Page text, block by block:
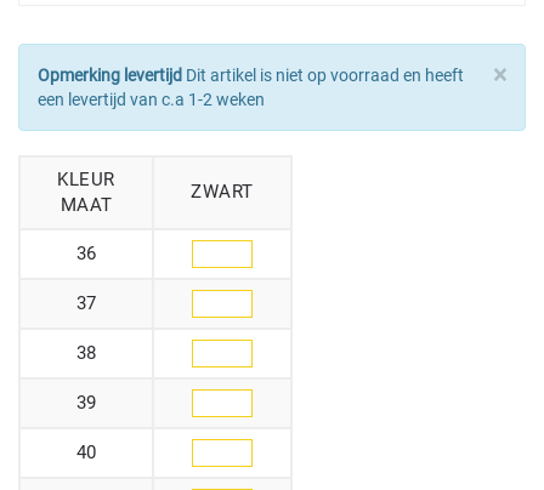
×
Opmerking levertijd Dit artikel is niet op voorraad en heeft
een levertijd van c.a 1-2 weken
KLEUR
MAAT
ZWART
36
37
38
39
40